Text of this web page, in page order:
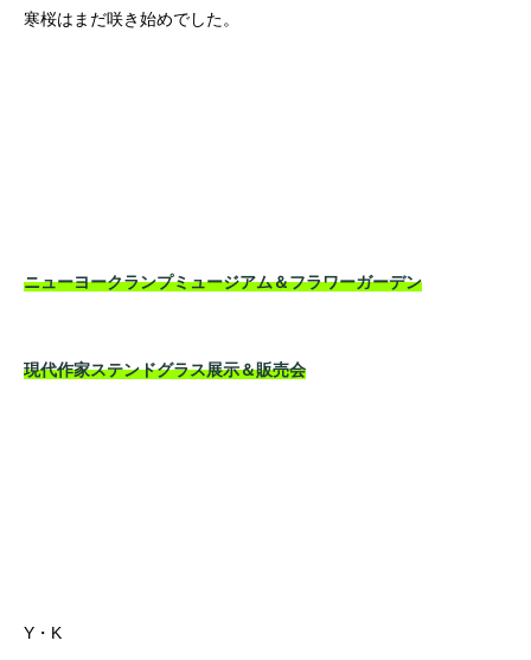
寒桜はまだ咲き始めでした。
ニューヨークランプミュージアム＆フラワーガーデン
現代作家ステンドグラス展示＆販売会
Y・K